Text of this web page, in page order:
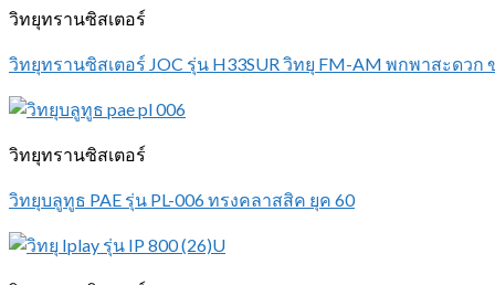
วิทยุทรานซิสเตอร์
วิทยุทรานซิสเตอร์ JOC รุ่น H33SUR วิทยุ FM-AM พกพาสะดวก
วิทยุทรานซิสเตอร์
วิทยุบลูทูธ PAE รุ่น PL-006 ทรงคลาสสิค ยุค 60